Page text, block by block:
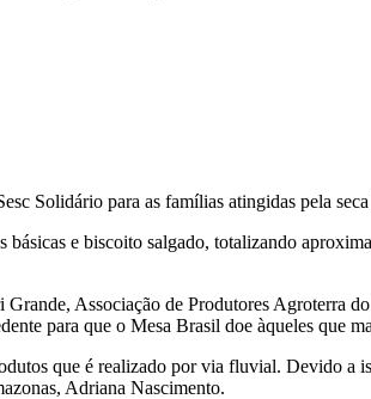
Solidário para as famílias atingidas pela
e biscoito salgado, totalizando
Associação de Produtores Agroterra
para que o Mesa Brasil doe àqueles que
que é realizado por via fluvial. Devido a
Adriana Nascimento.